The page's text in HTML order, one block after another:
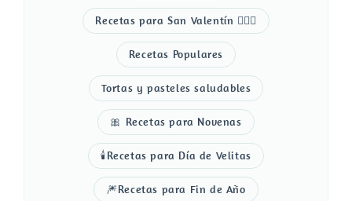
Recetas para San Valentín 👩‍❤️‍👨
Recetas Populares
Tortas y pasteles saludables
🎀 Recetas para Novenas
🕯️Recetas para Día de Velitas
🎆Recetas para Fin de Año